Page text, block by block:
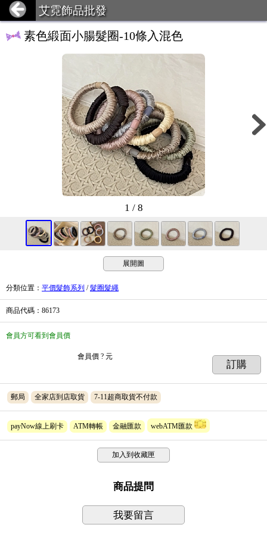
艾霓飾品批發
素色緞面小腸髮圈-10條入混色
1 / 8
展開圖
分類位置 ： 平價髮飾系列 /髮圈髮繩
商品代碼 ：86173
會員方可看到會員價
會員價 ? 元
訂購
郵局 全家店到店取貨 7-11超商取貨不付款
payNow線上刷卡 ATM轉帳 金融匯款 webATM匯款
加入到收藏匣
商品提問
我要留言